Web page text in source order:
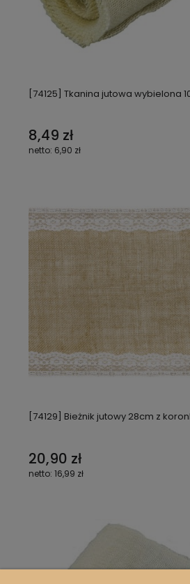
[74125] Tkanina jutowa wybielona
8,49 zł
6,90 zł
[74129] Bieżnik jutowy 28cm z
20,90 zł
16,99 zł